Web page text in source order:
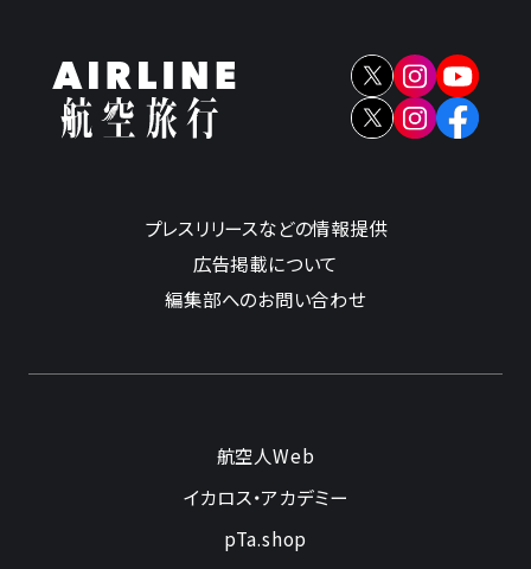
プレスリリースなどの情報提供
広告掲載について
編集部へのお問い合わせ
航空人Web
イカロス・アカデミー
pTa.shop